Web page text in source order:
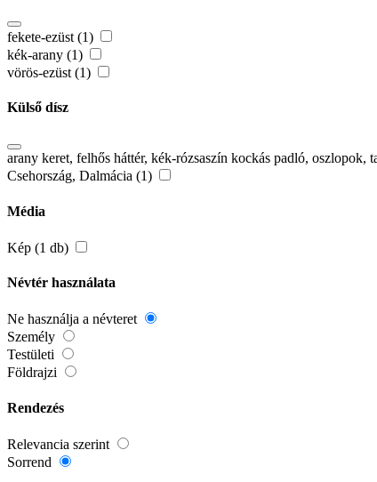
fekete-ezüst (1)
kék-arany (1)
vörös-ezüst (1)
Külső dísz
arany keret, felhős háttér, kék-rózsaszín kockás padló,
Csehország, Dalmácia (1)
Média
Kép (1 db)
Névtér használata
Ne használja a névteret
Személy
Testületi
Földrajzi
Rendezés
Relevancia szerint
Sorrend